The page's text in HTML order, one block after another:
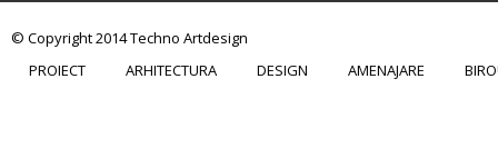
© Copyright 2014 Techno Artdesign
PROIECT
ARHITECTURA DESIGN AMENAJARE